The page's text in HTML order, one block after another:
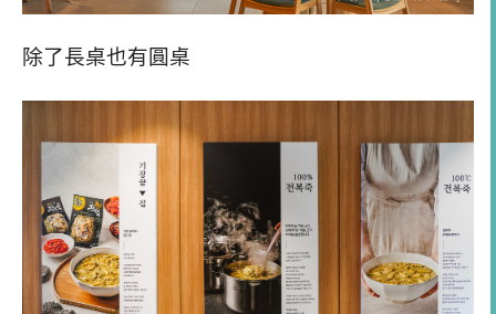
除了長桌也有圓桌